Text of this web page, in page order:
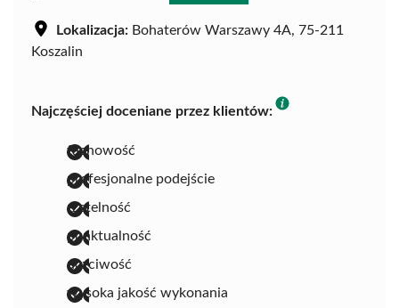
Lokalizacja: Bohaterów Warszawy 4A, 75-211
Koszalin
Najczęściej doceniane przez klientów:
fachowość
profesjonalne podejście
rzetelność
punktualność
uczciwość
wysoka jakość wykonania